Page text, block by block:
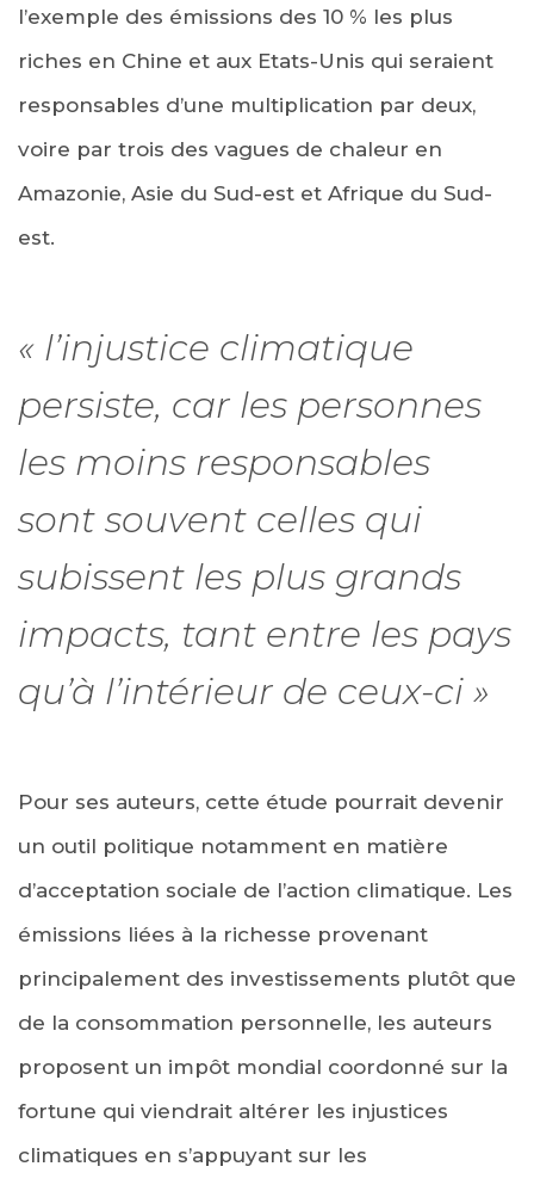
l’exemple des émissions des 10 % les plus
riches en Chine et aux Etats-Unis qui seraient
responsables d’une multiplication par deux,
voire par trois des vagues de chaleur en
Amazonie, Asie du Sud-est et Afrique du Sud-
est.
« l’injustice climatique
persiste, car les personnes
les moins responsables
sont souvent celles qui
subissent les plus grands
impacts, tant entre les pays
qu’à l’intérieur de ceux-ci »
Pour ses auteurs, cette étude pourrait devenir
un outil politique notamment en matière
d’acceptation sociale de l’action climatique. Les
émissions liées à la richesse provenant
principalement des investissements plutôt que
de la consommation personnelle, les auteurs
proposent un impôt mondial coordonné sur la
fortune qui viendrait altérer les injustices
climatiques en s’appuyant sur les